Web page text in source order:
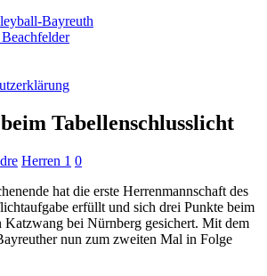
Bayreuth
Tabellenschlusslicht
Herren 1 0
hat die erste Herrenmannschaft des
erfüllt und sich drei Punkte beim
Katzwang bei Nürnberg gesichert. Mit dem
nun zum zweiten Mal in Folge